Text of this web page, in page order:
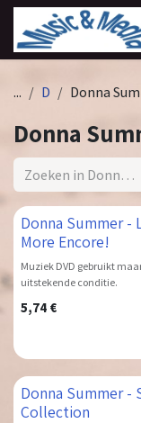
Overslaan naar inhoud
... D Donna
Donna
Donna Summer -
More Encore!
Muziek DVD gebruikt
uitstekende conditie.
5,74 €
Donna Summer -
Collection